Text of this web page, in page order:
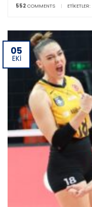
552 COMMENTS | ETIKETLER:
05
EKI